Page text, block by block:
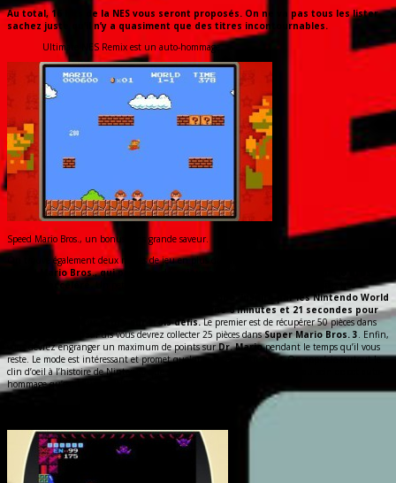
Au total, 16 hits de la NES vous seront proposés. On ne va pas tous les lister,
sachez juste qu’il n’y a quasiment que des titres incontournables.
Ultimate NES Remix est un auto-hommage.
Speed Mario Bros., un bonus sans grande saveur.
On trouve également deux modes de jeu en plus du mode classique.
Speed Mario Bros., qui propose de rejouer entièrement à Super Mario Bros.
mais en accéléré.
Un petit bonus pas très inspiré qui ne vous intéressera pas très
Le second est le Championship Mode. Inspiré par les Nintendo World
Championships de 1990, ce mode vous donne 6 minutes et 21 secondes pour
obtenir le meilleur score sur trois défis.Le premier est de récupérer 50 pièces dans
Puis vous devrez collecter 25 pièces dansSuper Mario Bros. 3. Enfin,
vous devrez engranger un maximum de points surDr. Mariopendant le temps qu’il vous
reste. Le mode est intéressant et promet quelques duels entre amis. On apprécie surtout le
clin d’oeil à l’histoire de Nintendo que seuls les connaisseurs relèveront au sein de cet auto-
hommage qu’est Ultimate NES Remix.